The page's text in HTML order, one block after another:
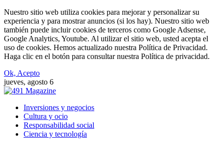
Nuestro sitio web utiliza cookies para mejorar y personalizar su
experiencia y para mostrar anuncios (si los hay). Nuestro sitio web
también puede incluir cookies de terceros como Google Adsense,
Google Analytics, Youtube. Al utilizar el sitio web, usted acepta el
uso de cookies. Hemos actualizado nuestra Política de Privacidad.
Haga clic en el botón para consultar nuestra Política de privacidad.
Ok, Acepto
jueves, agosto 6
Inversiones y negocios
Cultura y ocio
Responsabilidad social
Ciencia y tecnología